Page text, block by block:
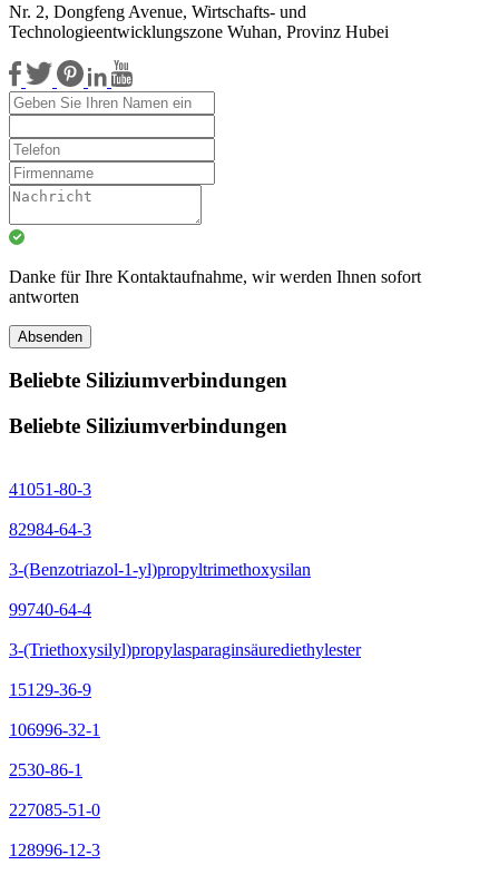
Nr. 2, Dongfeng Avenue, Wirtschafts- und
Technologieentwicklungszone Wuhan, Provinz Hubei
Danke für Ihre Kontaktaufnahme, wir werden Ihnen sofort
antworten
Absenden
Beliebte Siliziumverbindungen
Beliebte Siliziumverbindungen
41051-80-3
82984-64-3
3-(Benzotriazol-1-yl)propyltrimethoxysilan
99740-64-4
3-(Triethoxysilyl)propylasparaginsäurediethylester
15129-36-9
106996-32-1
2530-86-1
227085-51-0
128996-12-3